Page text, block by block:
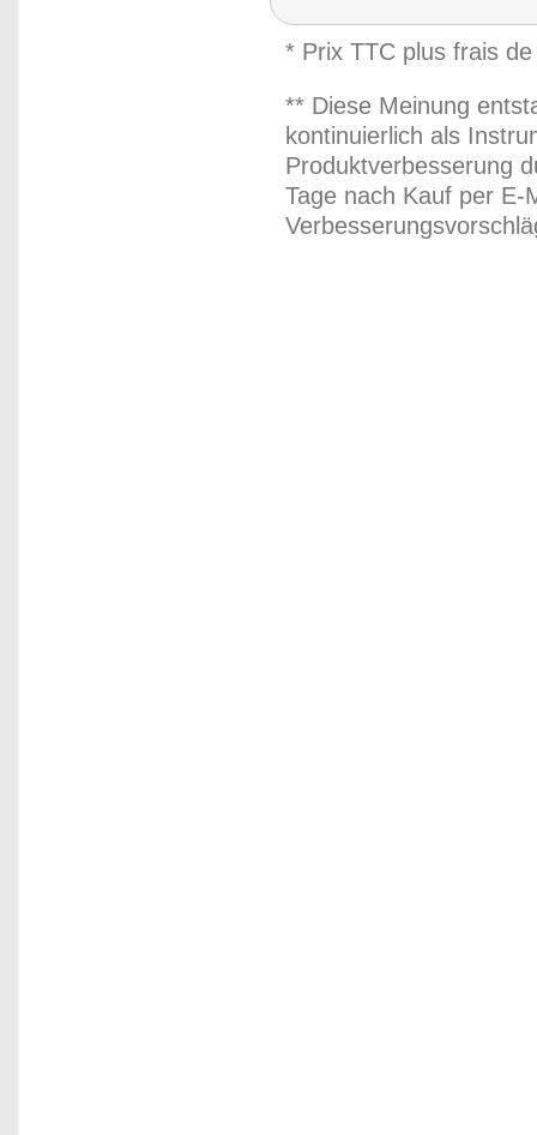
* Prix TTC plus frais
** Diese Meinung
kontinuierlich als
Produktverbesserung
Tage nach Kauf per E-